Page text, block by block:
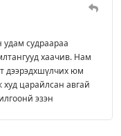
судраараа
хаачив. Нам
дээрэдхшүлчих юм
худ царайлсан авгай
эзэн